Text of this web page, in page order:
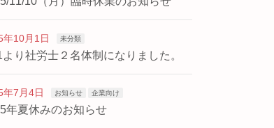
年10月1日 未分類
より社労士２名体制になりました。
年7月4日 お知らせ 企業向け
年夏休みのお知らせ